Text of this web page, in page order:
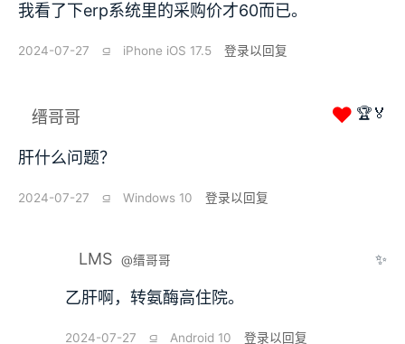
我看了下erp系统里的采购价才60而已。
2024-07-27 ⫑ iPhone iOS 17.5 登录以回复
缙哥哥 ❤ 🏆🏅
肝什么问题？
2024-07-27 ⫑ Windows 10 登录以回复
LMS @缙哥哥 ✨
乙肝啊，转氨酶高住院。
2024-07-27 ⫑ Android 10 登录以回复